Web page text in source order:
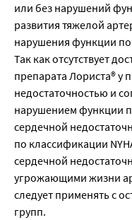
или без нарушений
развития тяжелой
нарушения функции
Так как отсутствует
препарата Лориста® у
недостаточностью и
нарушением функции
сердечной
по классификации
сердечной
угрожающими жизни
следует применять с
групп.